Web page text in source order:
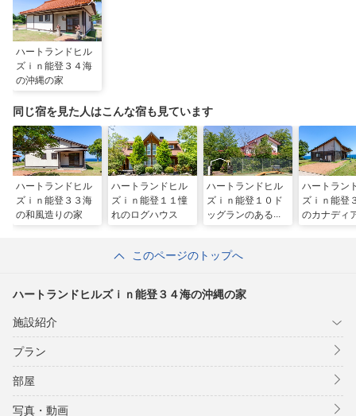
ハートランドヒル
ズｉｎ能登３４海
の沖縄の家
同じ宿を見た人はこんな宿も見ています
ハートランドヒル
ズｉｎ能登３３海
の和風造りの家
ハートランドヒル
ズｉｎ能登１１憧
れのログハウス
ハートランドヒル
ズｉｎ能登１０ド
ッグランのある家
ハートラン
ズｉｎ能登
のカナディ
このページのトップへ
ハートランドヒルズｉｎ能登３４海の沖縄の家
施設紹介
プラン
部屋
写真・動画